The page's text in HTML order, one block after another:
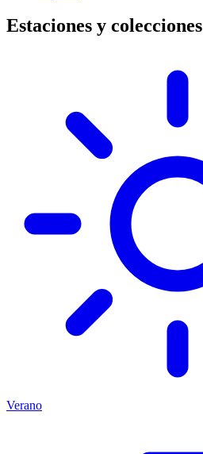
Estaciones y colecciones
Verano